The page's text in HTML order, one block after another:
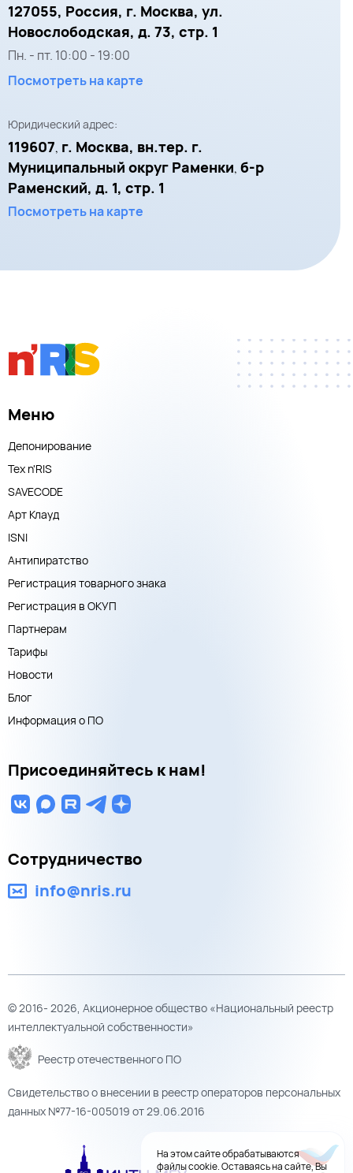
127055, Россия, г. Москва, ул.
Новослободская, д. 73, стр. 1
Пн. - пт. 10:00 - 19:00
Посмотреть на карте
Юридический адрес:
119607, г. Москва, вн.тер. г.
Муниципальный округ Раменки, б-р
Раменский, д. 1, стр. 1
Посмотреть на карте
Меню
Депонирование
Тех n'RIS
SAVECODE
Арт Клауд
ISNI
Антипиратство
Регистрация товарного знака
Регистрация в ОКУП
Партнерам
Тарифы
Новости
Блог
Информация о ПО
Присоединяйтесь к нам!
Сотрудничество
info@nris.ru
© 2016- 2026, Акционерное общество «Национальный реестр
интеллектуальной собственности»
Реестр отечественного ПО
Свидетельство о внесении в реестр операторов персональных
данных №77-16-005019 от 29.06.2016
На этом сайте обрабатываются
файлы cookie. Оставаясь на сайте, Вы